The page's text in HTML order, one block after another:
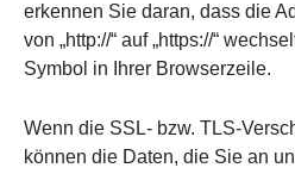
erkennen Sie daran, dass die
von „http://“ auf „https://“
Symbol in Ihrer Browserzeile.
Wenn die SSL- bzw. TLS-
können die Daten, die Sie an